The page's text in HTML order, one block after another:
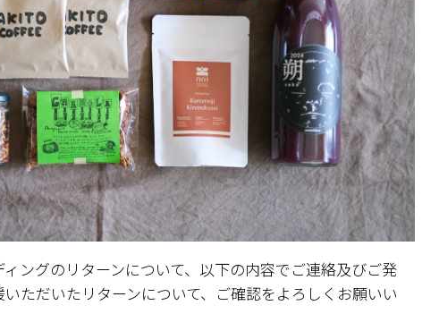
ングのリターンについて、以下の内容でご連絡及びご発
ただいたリターンについて、ご確認をよろしくお願いい